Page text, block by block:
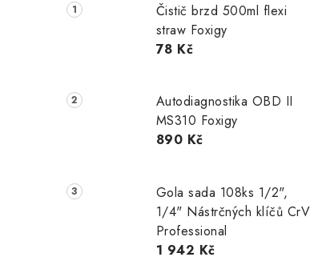
Čistič brzd 500ml flexi
straw Foxigy
78 Kč
Autodiagnostika OBD II
MS310 Foxigy
890 Kč
Gola sada 108ks 1/2",
1/4" Nástrčných klíčů CrV
Professional
1 942 Kč